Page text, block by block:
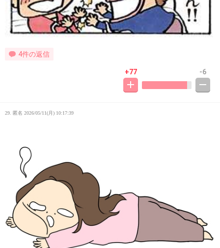
4件の返信
+77 -6
29. 匿名 2026/05/11(月) 10:17:39